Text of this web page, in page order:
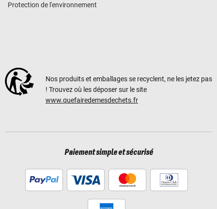
Protection de l'environnement
Nos produits et emballages se recyclent, ne les jetez pas
! Trouvez où les déposer sur le site
www.quefairedemesdechets.fr
Paiement simple et sécurisé